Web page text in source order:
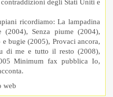
degli Stati Uniti e
ricordiamo: La lampadina
(2004), Senza piume (2004),
bugie (2005), Provaci ancora,
di me e tutto il resto (2008),
Minimum fax pubblica Io,
web